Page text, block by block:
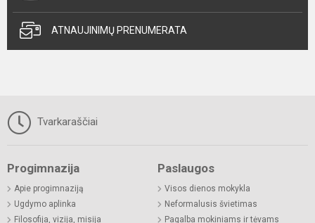
ATNAUJINIMŲ PRENUMERATA
Tvarkaraščiai
Progimnazija
Apie progimnaziją
Ugdymo aplinka
Filosofija, vizija, misija
Paslaugos
Visos dienos mokykla
Neformalusis švietimas
Pagalba mokiniams ir tėvams